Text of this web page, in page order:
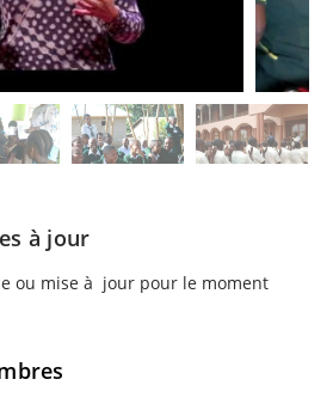
à jour
ou mise à jour pour le moment